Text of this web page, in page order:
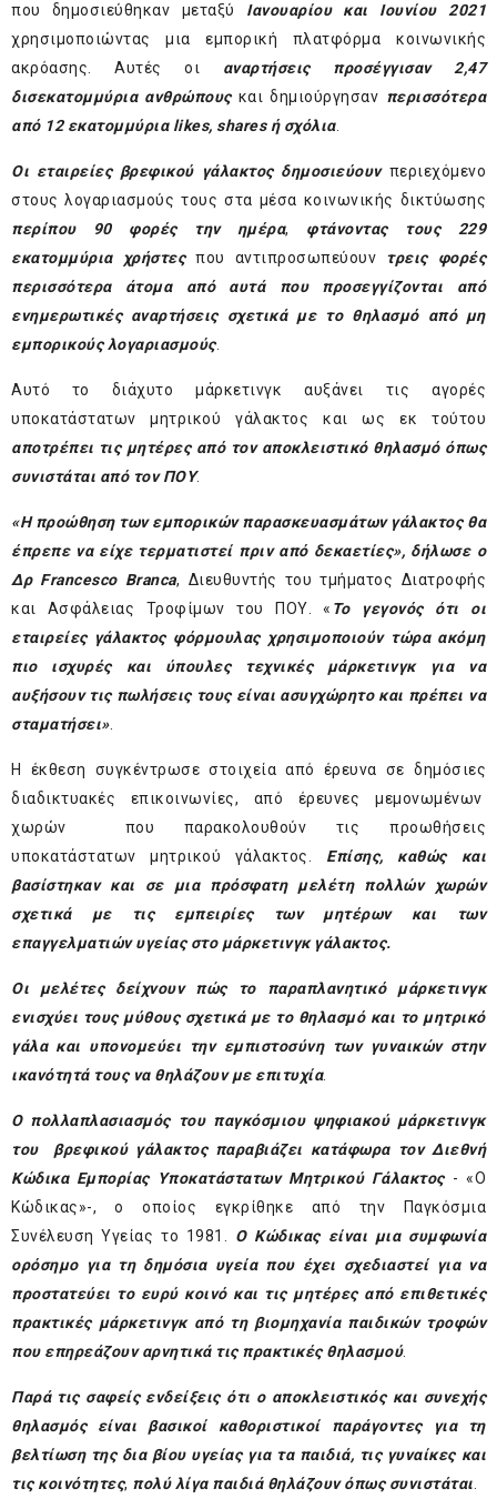
που δημοσιεύθηκαν μεταξύ Ιανουαρίου και Ιουνίου 2021
χρησιμοποιώντας μια εμπορική πλατφόρμα κοινωνικής
ακρόασης. Αυτές οι αναρτήσεις προσέγγισαν 2,47
δισεκατομμύρια ανθρώπουςκαι δημιούργησαν περισσότερα
από 12 εκατομμύρια likes, shares ή σχόλια.
Οι εταιρείες βρεφικού γάλακτος δημοσιεύουνπεριεχόμενο
στους λογαριασμούς τους στα μέσα κοινωνικής δικτύωσης
περίπου 90 φορές την ημέρα, φτάνοντας τους 229
εκατομμύρια χρήστεςπου αντιπροσωπεύουν
τρεις φορές
περισσότερα άτομα
από αυτά που προσεγγίζονται από
ενημερωτικές αναρτήσεις σχετικά με το θηλασμό από μη
εμπορικούς λογαριασμούς.
Αυτό το διάχυτο μάρκετινγκ αυξάνει τις αγορές
υποκατάστατων μητρικού γάλακτος και ως εκ τούτου
αποτρέπει τις μητέρες από τον αποκλειστικό θηλασμό όπως
συνιστάται από τον ΠΟΥ.
«Η προώθηση των εμπορικών παρασκευασμάτων γάλακτος θα
έπρεπε να είχε τερματιστεί πριν από δεκαετίες», δήλωσε ο
Δρ Francesco Branca, Διευθυντής του τμήματος Διατροφής
και Ασφάλειας Τροφίμων του ΠΟΥ. « Το γεγονός ότι οι
εταιρείες γάλακτος φόρμουλας χρησιμοποιούν τώρα ακόμη
πιο ισχυρές και ύπουλες τεχνικές μάρκετινγκ για να
αυξήσουν τις πωλήσεις τους είναι ασυγχώρητο και πρέπει να
σταματήσει».
Η έκθεση συγκέντρωσε στοιχεία από έρευνα σε δημόσιες
διαδικτυακές επικοινωνίες, από έρευνες μεμονωμένων
χωρών που παρακολουθούν τις προωθήσεις
υποκατάστατων μητρικού γάλακτος. Επίσης, καθώς και
βασίστηκαν και σε μια πρόσφατη μελέτη πολλών χωρών
σχετικά με τις εμπειρίες των μητέρων και των
επαγγελματιών υγείας στο μάρκετινγκ γάλακτος.
Οι μελέτες δείχνουν πώς το παραπλανητικό μάρκετινγκ
ενισχύει τους μύθους σχετικά με το θηλασμό και το μητρικό
γάλα και υπονομεύει την εμπιστοσύνη των γυναικών στην
ικανότητά τους να θηλάζουν με επιτυχία.
Ο πολλαπλασιασμός του παγκόσμιου ψηφιακού μάρκετινγκ
του βρεφικού γάλακτος παραβιάζει κατάφωρα τον Διεθνή
Κώδικα Εμπορίας Υποκατάστατων Μητρικού Γάλακτος- «O
Κώδικας»-, ο οποίος εγκρίθηκε από την Παγκόσμια
Συνέλευση Υγείας το 1981. Ο Κώδικας είναι μια συμφωνία
ορόσημο για τη δημόσια υγεία που έχει σχεδιαστεί για να
προστατεύει το ευρύ κοινό και τις μητέρες από επιθετικές
πρακτικές μάρκετινγκ από τη βιομηχανία παιδικών τροφών
που επηρεάζουν αρνητικά τις πρακτικές θηλασμού.
Παρά τις σαφείς ενδείξεις ότι ο αποκλειστικός και συνεχής
θηλασμός είναι βασικοί καθοριστικοί παράγοντες για τη
βελτίωση της δια βίου υγείας για τα παιδιά, τις γυναίκες και
τις κοινότητες, πολύ λίγα παιδιά θηλάζουν όπως συνιστάται.